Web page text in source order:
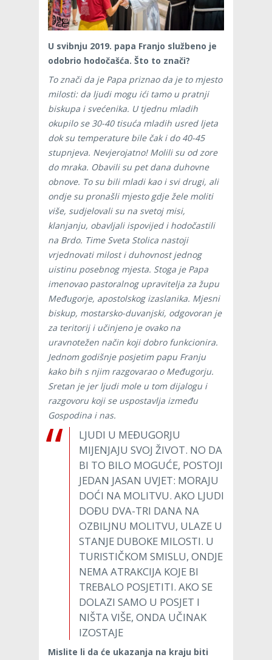
U svibnju 2019. papa Franjo službeno je
odobrio hodočašća. Što to znači?
To znači da je Papa priznao da je to mjesto
milosti: da ljudi mogu ići tamo u pratnji
biskupa i svećenika. U tjednu mladih
okupilo se 30-40 tisuća mladih usred ljeta
dok su temperature bile čak i do 40-45
stupnjeva. Nevjerojatno! Molili su od zore
do mraka. Obavili su pet dana duhovne
obnove. To su bili mladi kao i svi drugi, ali
ondje su pronašli mjesto gdje žele moliti
više, sudjelovali su na svetoj misi,
klanjanju, obavljali ispovijed i hodočastili
na Brdo. Time Sveta Stolica nastoji
vrjednovati milost i duhovnost jednog
uistinu posebnog mjesta. Stoga je Papa
imenovao pastoralnog upravitelja za župu
Međugorje, apostolskog izaslanika. Mjesni
biskup, mostarsko-duvanjski, odgovoran je
za teritorij i učinjeno je ovako na
uravnotežen način koji dobro funkcionira.
Jednom godišnje posjetim papu Franju
kako bih s njim razgovarao o Međugorju.
Sretan je jer ljudi mole u tom dijalogu i
razgovoru koji se uspostavlja između
Gospodina i nas.
LJUDI U MEĐUGORJU
MIJENJAJU SVOJ ŽIVOT. NO DA
BI TO BILO MOGUĆE, POSTOJI
JEDAN JASAN UVJET: MORAJU
DOĆI NA MOLITVU. AKO LJUDI
DOĐU DVA-TRI DANA NA
OZBILJNU MOLITVU, ULAZE U
STANJE DUBOKE MILOSTI. U
TURISTIČKOM SMISLU, ONDJE
NEMA ATRAKCIJA KOJE BI
TREBALO POSJETITI. AKO SE
DOLAZI SAMO U POSJET I
NIŠTA VIŠE, ONDA UČINAK
IZOSTAJE
Mislite li da će ukazanja na kraju biti